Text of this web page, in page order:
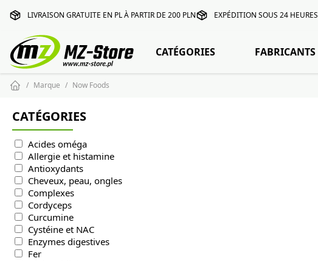
LIVRAISON GRATUITE EN PL À PARTIR DE 200 PLN EXPÉDITION SOUS 24 HEURES
CATÉGORIES FABRICANTS
Marque Now Foods
CATÉGORIES
Acides oméga
Allergie et histamine
Antioxydants
Cheveux, peau, ongles
Complexes
Cordyceps
Curcumine
Cystéine et NAC
Enzymes digestives
Fer